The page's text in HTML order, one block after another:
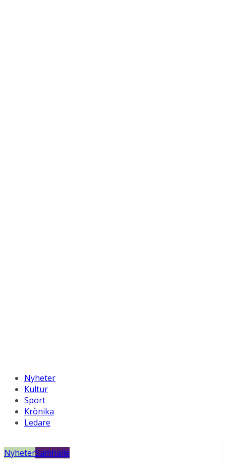
Nyheter
Kultur
Sport
Krönika
Ledare
NyheterSamhälle